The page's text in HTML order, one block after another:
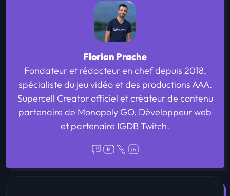
Florian Prache
Fondateur et rédacteur en chef depuis 2018,
spécialiste du jeu vidéo et des productions AAA.
Supercell Creator officiel et créateur de contenu
partenaire de Monopoly GO. Développeur web
et partenaire IGDB Twitch.